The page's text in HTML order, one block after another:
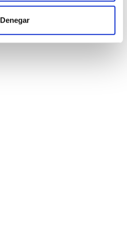
Denegar